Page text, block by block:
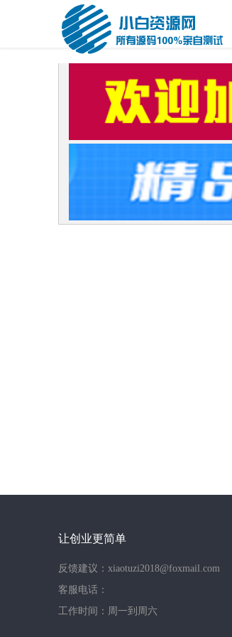
让创业更简单
反馈建议：xiaotuzi2018@foxmail.com
客服电话：
工作时间：周一到周六